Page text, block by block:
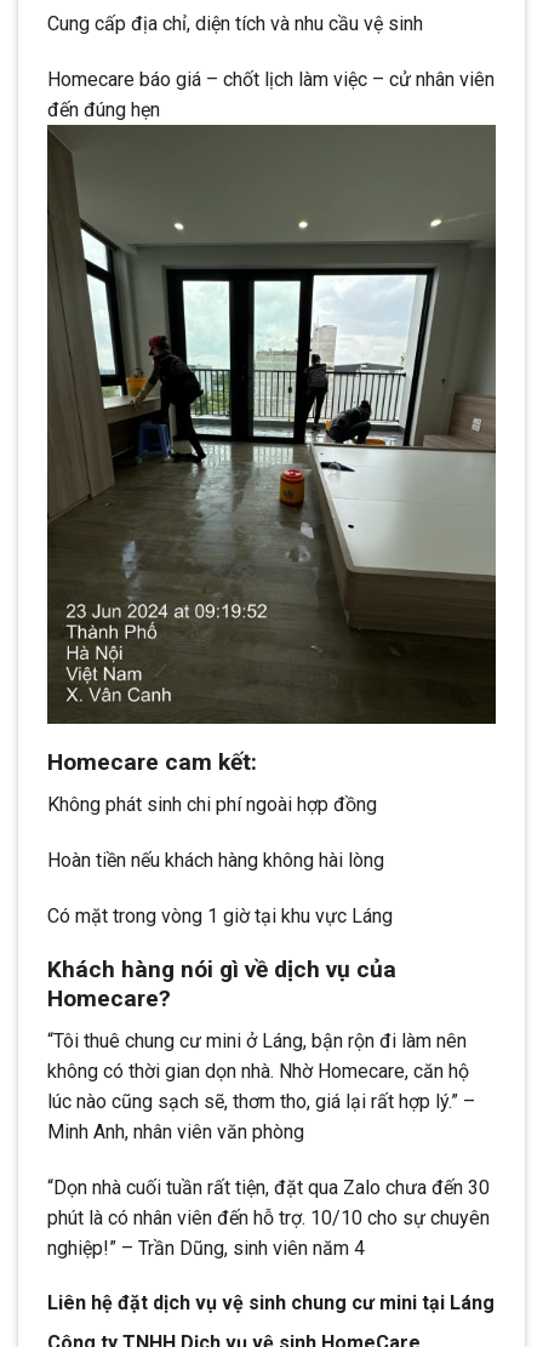
Cung cấp địa chỉ, diện tích và nhu cầu vệ sinh
Homecare báo giá – chốt lịch làm việc – cử nhân viên
đến đúng hẹn
Homecare cam kết:
Không phát sinh chi phí ngoài hợp đồng
Hoàn tiền nếu khách hàng không hài lòng
Có mặt trong vòng 1 giờ tại khu vực Láng
Khách hàng nói gì về dịch vụ của
Homecare?
“Tôi thuê chung cư mini ở Láng, bận rộn đi làm nên
không có thời gian dọn nhà. Nhờ Homecare, căn hộ
lúc nào cũng sạch sẽ, thơm tho, giá lại rất hợp lý.” –
Minh Anh, nhân viên văn phòng
“Dọn nhà cuối tuần rất tiện, đặt qua Zalo chưa đến 30
phút là có nhân viên đến hỗ trợ. 10/10 cho sự chuyên
nghiệp!” – Trần Dũng, sinh viên năm 4
Liên hệ đặt dịch vụ vệ sinh chung cư mini tại Láng